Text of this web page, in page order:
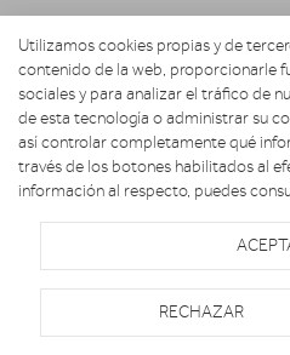
Copyright 2026. EL
Utilizamos cookies propias y de
contenido de la web, proporcionarle
sociales y para analizar el tráfico de
de esta tecnología o administrar su
así controlar completamente qué
través de los botones habilitados al
información al respecto, puedes
RECHAZAR